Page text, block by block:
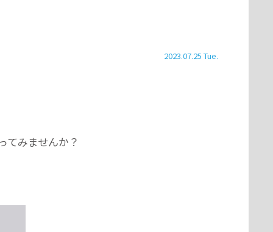
2023.07.25 Tue.
てみませんか？